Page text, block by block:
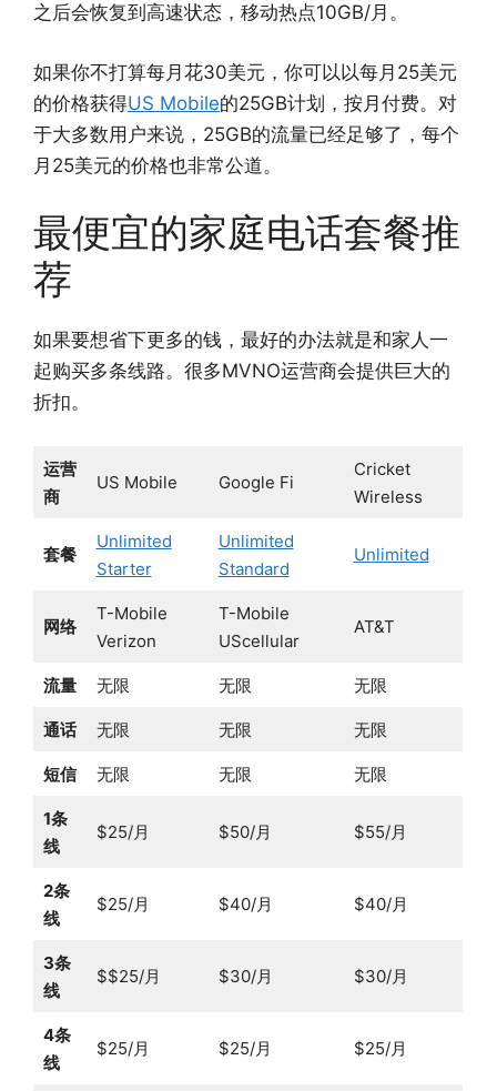
之后会恢复到高速状态，移动热点10GB/月。
如果你不打算每月花30美元，你可以以每月25美元
的价格获得US Mobile的25GB计划，按月付费。对
于大多数用户来说，25GB的流量已经足够了，每个
月25美元的价格也非常公道。
最便宜的家庭电话套餐推
荐
如果要想省下更多的钱，最好的办法就是和家人一
起购买多条线路。很多MVNO运营商会提供巨大的
折扣。
运营
商
US Mobile Google Fi
Cricket
Wireless
套餐
Unlimited
Starter
Unlimited
Standard
Unlimited
网络
T-Mobile
Verizon
T-Mobile
UScellular
AT&T
流量 无限 无限 无限
通话 无限 无限 无限
短信 无限 无限 无限
1条
线
$25/月 $50/月 $55/月
2条
线
$25/月 $40/月 $40/月
3条
线
$$25/月 $30/月 $30/月
4条
线
$25/月 $25/月 $25/月